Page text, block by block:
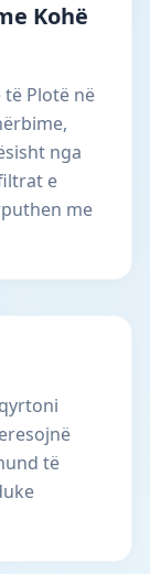
Kohë
të Plotë në
nga
e
me
të